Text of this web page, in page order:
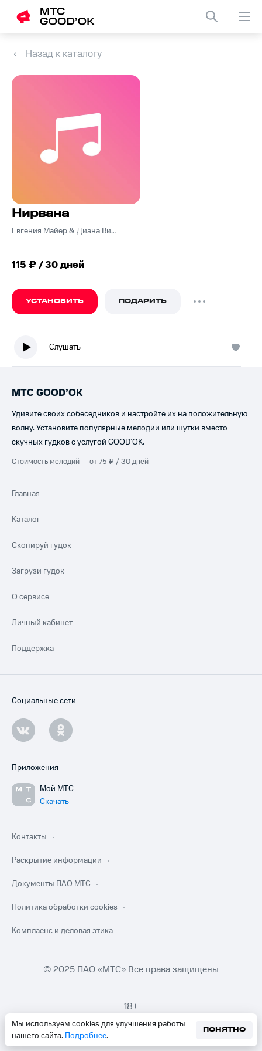
Назад к каталогу
Нирвана
Евгения Майер & Диана Видякина
115 ₽ / 30 дней
УСТАНОВИТЬ ПОДАРИТЬ
Слушать
Мы используем cookies для улучшения работы
нашего сайта. Подробнее.
ПОНЯТНО
МТС GOOD’OK
Удивите своих собеседников и настройте их на положительную
волну. Установите популярные мелодии или шутки вместо
скучных гудков с услугой GOOD’OK.
Стоимость мелодий — от 75 ₽ / 30 дней
Главная
Каталог
Скопируй гудок
Загрузи гудок
О сервисе
Личный кабинет
Поддержка
Социальные сети
Приложения
Мой МТС
Скачать
Контакты
Раскрытие информации
Документы ПАО МТС
Политика обработки cookies
Комплаенс и деловая этика
© 2025 ПАО «МТС» Все права защищены
18+